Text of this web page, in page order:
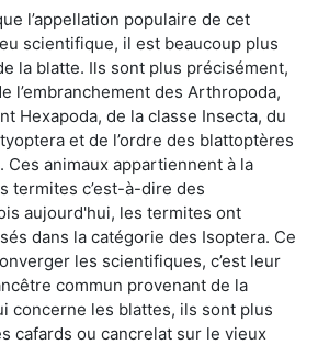
l’appellation populaire de cet
scientifique, il est beaucoup plus
la blatte. Ils sont plus précisément,
l’embranchement des Arthropoda,
Hexapoda, de la classe Insecta, du
et de l’ordre des blattoptères
Ces animaux appartiennent à la
termites c’est-à-dire des
aujourd'hui, les termites ont
dans la catégorie des Isoptera. Ce
les scientifiques, c’est leur
commun provenant de la
concerne les blattes, ils sont plus
cafards ou cancrelat sur le vieux